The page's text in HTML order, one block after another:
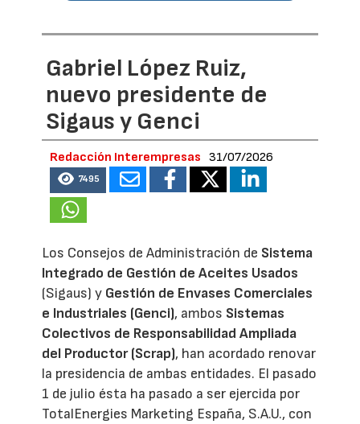
Gabriel López Ruiz,
nuevo presidente de
Sigaus y Genci
Redacción Interempresas 31/07/2026
7495
Los Consejos de Administración de Sistema
Integrado de Gestión de Aceites Usados
(Sigaus) y Gestión de Envases Comerciales
e Industriales (Genci), ambos Sistemas
Colectivos de Responsabilidad Ampliada
del Productor (Scrap), han acordado renovar
la presidencia de ambas entidades. El pasado
1 de julio ésta ha pasado a ser ejercida por
TotalEnergies Marketing España, S.A.U., con